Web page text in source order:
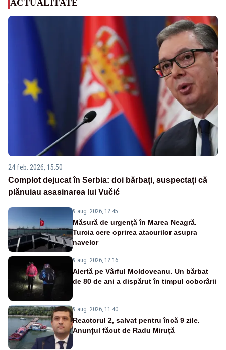
ACTUALITATE
24 feb. 2026, 15:50
Complot dejucat în Serbia: doi bărbați, suspectați că
plănuiau asasinarea lui Vučić
9 aug. 2026, 12:45
Măsură de urgență în Marea Neagră.
Turcia cere oprirea atacurilor asupra
navelor
9 aug. 2026, 12:16
Alertă pe Vârful Moldoveanu. Un bărbat
de 80 de ani a dispărut în timpul coborârii
9 aug. 2026, 11:40
Reactorul 2, salvat pentru încă 9 zile.
Anunțul făcut de Radu Miruță